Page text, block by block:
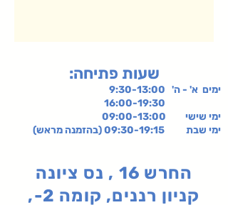
:שעות פתיחה
ימים א' - ה' 9:30-13:00
ימי שישי 09:00-13:00
ימי שבת 09:30-19:15 (בהזמנה מראש)
החרש 16 , נס ציונה
קניון רננים, קומה 2-,